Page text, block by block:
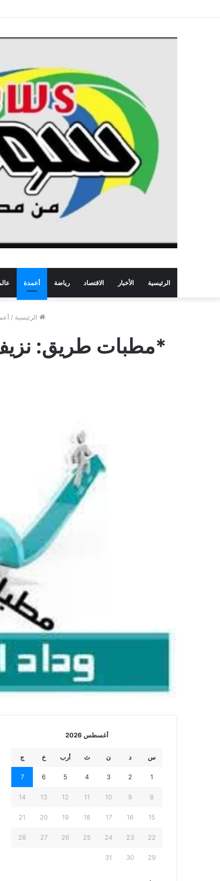
الرئيسية الأخبار الاقتصاد رياضة أعمدة
الرئيسية /
*مطبات طريق:
أغسطس 2026
س د ن ث أرب خ ج
1
2
3
4
5
6
7
8
9
10
11
12
13
14
15
16
17
18
19
20
21
22
23
24
25
26
27
28
29
30
31